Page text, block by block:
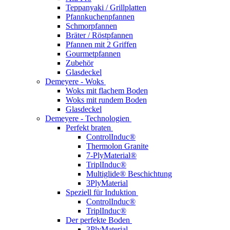
Teppanyaki / Grillplatten
Pfannkuchenpfannen
Schmorpfannen
Bräter / Röstpfannen
Pfannen mit 2 Griffen
Gourmetpfannen
Zubehör
Glasdeckel
Demeyere - Woks
Woks mit flachem Boden
Woks mit rundem Boden
Glasdeckel
Demeyere - Technologien
Perfekt braten
ControlInduc®
Thermolon Granite
7-PlyMaterial®
TriplInduc®
Multiglide® Beschichtung
3PlyMaterial
Speziell für Induktion
ControlInduc®
TriplInduc®
Der perfekte Boden